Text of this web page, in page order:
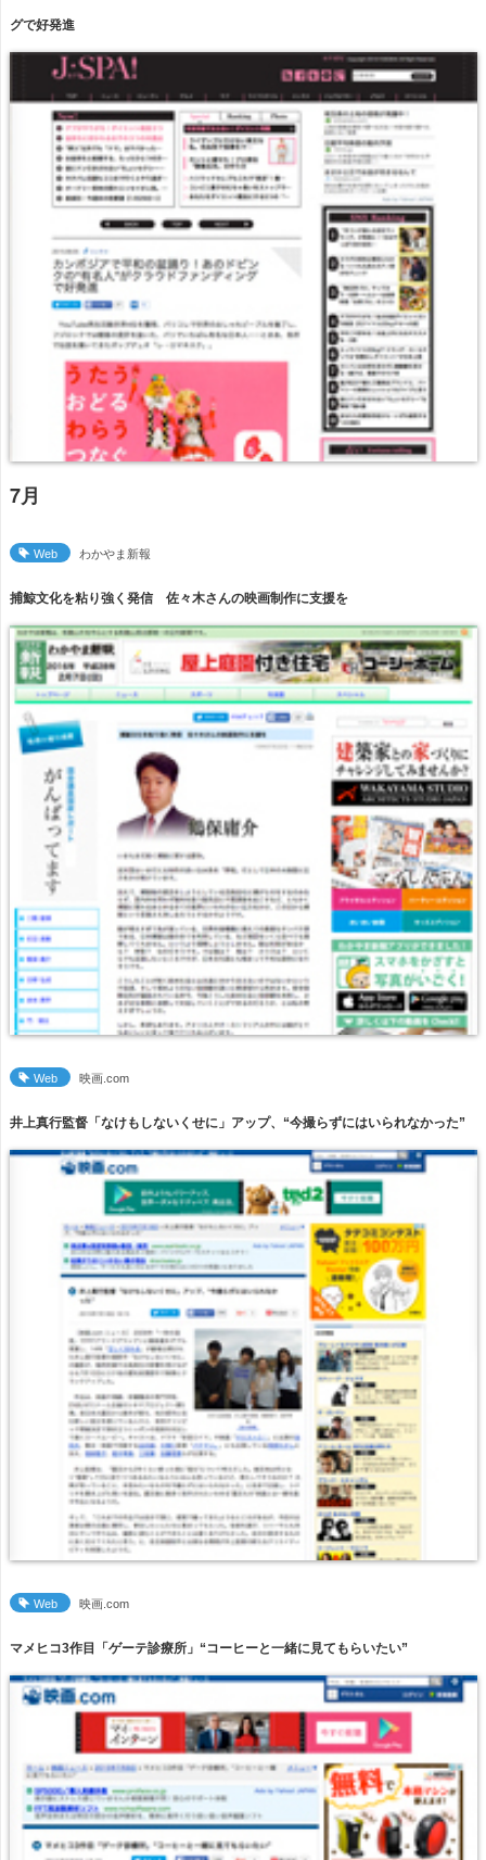
グで好発進
7月
Web わかやま新報
捕鯨文化を粘り強く発信 佐々木さんの映画制作に支援を
Web 映画.com
井上真行監督「なけもしないくせに」アップ、“今撮らずにはいられなかった”
Web 映画.com
マメヒコ3作目「ゲーテ診療所」“コーヒーと一緒に見てもらいたい”